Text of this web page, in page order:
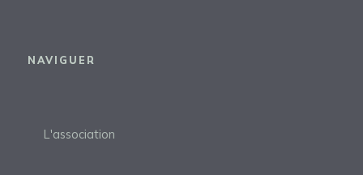
NAVIGUER
L'association